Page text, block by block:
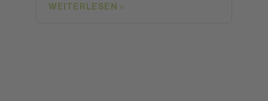
WEITERLESEN »